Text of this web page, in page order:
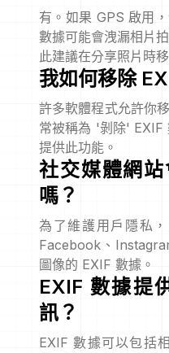
有。如果 GPS 啟用
數據可能會洩漏相片
此建議在分享照片時
我如何移除
許多軟體程式允許你
常被稱為 '剝除' EXIF
提供此功能。
社交媒體網
嗎？
為了維護用戶隱私
Facebook、
圖像的 EXIF 數據。
EXIF 數據提
訊？
EXIF 數據可以包括